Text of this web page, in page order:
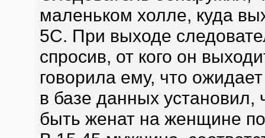
маленьком холле, куда
5С. При выходе
спросив, от кого он
говорила ему, что
в базе данных
быть женат на женщине